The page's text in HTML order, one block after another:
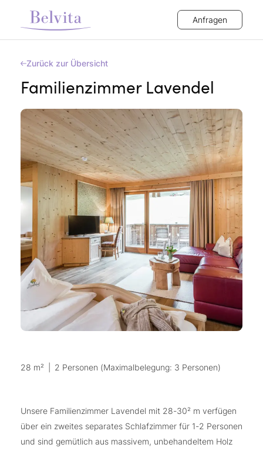
Anfragen
Zurück zur Übersicht
Familienzimmer Lavendel
28 m² 2 Personen (Maximalbelegung: 3 Personen)
Unsere Familienzimmer Lavendel mit 28-30² m verfügen
über ein zweites separates Schlafzimmer für 1-2 Personen
und sind gemütlich aus massivem, unbehandeltem Holz